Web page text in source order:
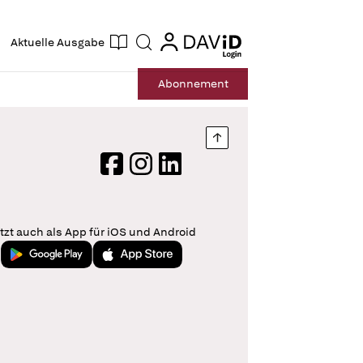
Aktuelle Ausgabe Suche login
login
Abonnement
Nach oben springen
FacebookInstagram
LinkedIn
auch als App für iOS und Android
Jetzt bei Google PlayLaden im App Store